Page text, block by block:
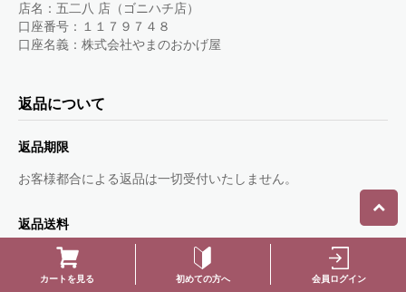
店名：五二八 店（ゴニハチ店）
口座番号：１１７９７４８
口座名義：株式会社やまのおかげ屋
返品について
返品期限
お客様都合による返品は一切受付いたしません。
返品送料
不良品・誤送品以外の商品は一切受付いたしません。不良品、誤
送品に該当する場合は当方で負担いたします。
カートを見る 初めての方へ 会員ログイン